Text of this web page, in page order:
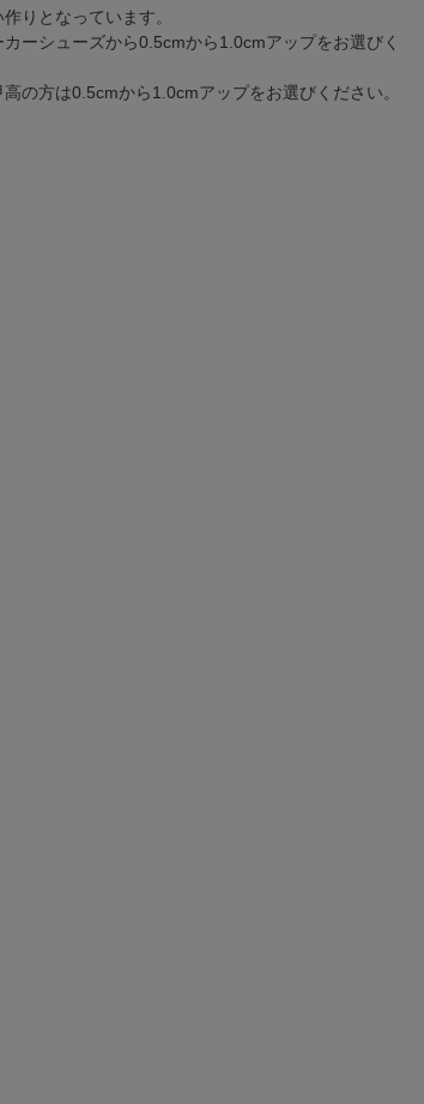
りとなっています。
カーシューズから0.5cmから1.0cmアップをお選びく
の方は0.5cmから1.0cmアップをお選びください。